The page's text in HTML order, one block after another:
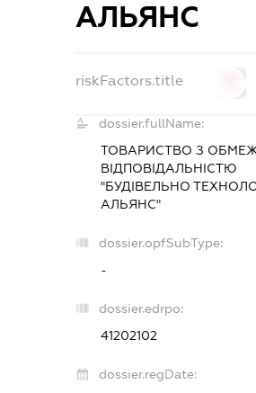
АЛЬЯНС
riskFactors.title
dossier.fullName:
ТОВАРИСТВО З
ВІДПОВІДАЛЬНІСТЮ
"БУДІВЕЛЬНО
АЛЬЯНС"
dossier.opfSubType:
-
dossier.edrpo:
41202102
dossier.regDate: